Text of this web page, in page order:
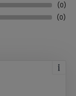
(0)
(0)